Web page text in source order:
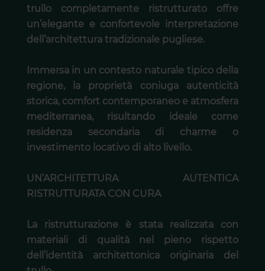
trullo completamente ristrutturato offre
un’elegante e confortevole interpretazione
dell’architettura tradizionale pugliese.
Immersa in un contesto naturale tipico della
regione, la proprietà coniuga autenticità
storica, comfort contemporaneo e atmosfera
mediterranea, risultando ideale come
residenza secondaria di charme o
investimento locativo di alto livello.
UN’ARCHITETTURA AUTENTICA
RISTRUTTURATA CON CURA
La ristrutturazione è stata realizzata con
materiali di qualità nel pieno rispetto
dell’identità architettonica originaria del